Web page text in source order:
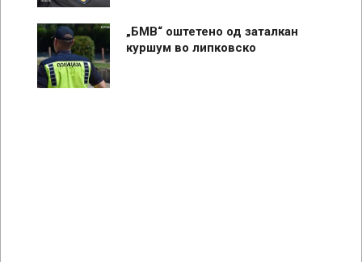
„БМВ“ оштетено од заталкан
куршум во липковско